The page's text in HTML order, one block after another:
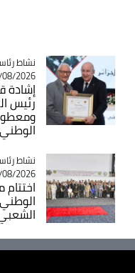
Catégorie
نشاط
2026 - 21:21
إشادة
رئيس
Catégorie
نشاط
2026 - 17:17
اختتام